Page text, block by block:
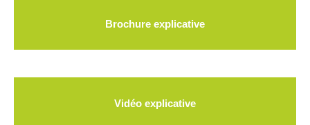
Brochure explicative
Vidéo explicative